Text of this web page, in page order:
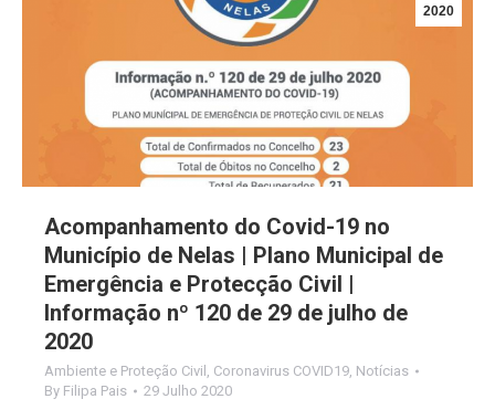
2020
Acompanhamento do Covid-19 no
Município de Nelas | Plano Municipal de
Emergência e Protecção Civil |
Informação nº 120 de 29 de julho de
2020
Ambiente e Proteção Civil , Coronavirus COVID19, Notícias
By Filipa Pais 29 Julho 2020